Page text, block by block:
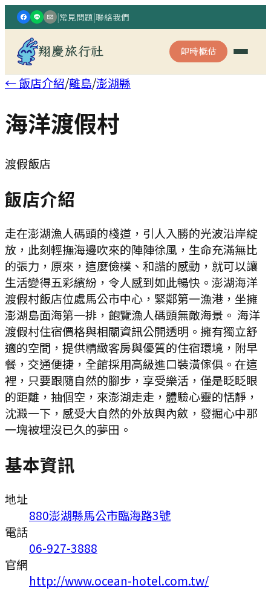
|常見問題|聯絡我們
翔慶旅行社 即時概估
← 飯店介紹/離島/澎湖縣
海洋渡假村
渡假飯店
飯店介紹
走在澎湖漁人碼頭的棧道，引人入勝的光波沿岸綻
放，此刻輕撫海邊吹來的陣陣徐風，生命充滿無比
的張力，原來，這麼儉樸、和諧的感動，就可以讓
生活變得五彩繽紛，令人感到如此暢快。澎湖海洋
渡假村飯店位處馬公市中心，緊鄰第一漁港，坐擁
澎湖島面海第一排，飽覽漁人碼頭無敵海景。 海洋
渡假村住宿價格與相關資訊公開透明。擁有獨立舒
適的空間，提供精緻客房與優質的住宿環境，附早
餐，交通便捷，全館採用高級進口裝潢傢俱。在這
裡，只要跟隨自然的腳步，享受樂活，僅是眨眨眼
的距離，抽個空，來澎湖走走，體驗心靈的恬靜，
沈澱一下，感受大自然的外放與內斂，發掘心中那
一塊被埋沒已久的夢田。
基本資訊
地址
880澎湖縣馬公市臨海路3號
電話
06-927-3888
官網
http://www.ocean-hotel.com.tw/